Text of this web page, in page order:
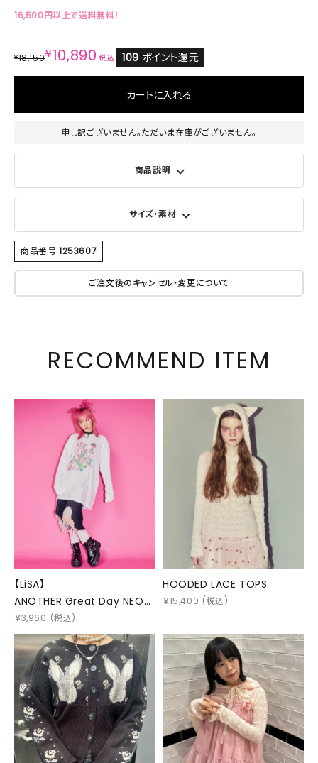
16,500円以上で送料無料！
¥18,150¥10,890 税込 109 ポイント還元
カートに入れる
申し訳ございません。ただいま在庫がございません。
商品説明
サイズ・素材
商品番号 1253607
ご注文後のキャンセル・変更について
RECOMMEND ITEM
【LiSA】
ANOTHER Great Day NEON
SIGN L/S TEE
￥3,960 (税込)
HOODED LACE TOPS
￥15,400 (税込)